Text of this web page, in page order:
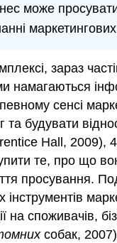
може
зараз
намагаються
сенсі
будувати
Hall, 2009),
те, про що
просування.
інструментів
на споживачів,
собак,